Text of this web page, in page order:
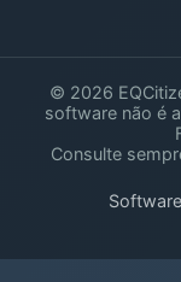
© 2026
software não é
Consulte